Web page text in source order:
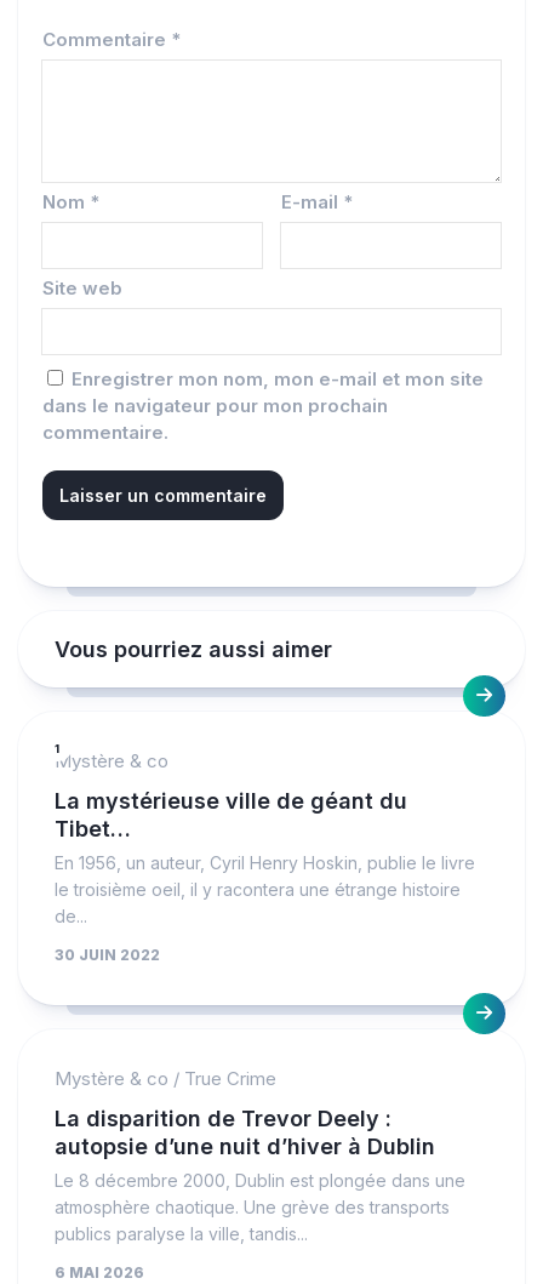
Commentaire *
Nom * E-mail *
Site web
Enregistrer mon nom, mon e-mail et mon site
dans le navigateur pour mon prochain
commentaire.
Vous pourriez aussi aimer
1
Mystère & co
La mystérieuse ville de géant du
Tibet…
En 1956, un auteur, Cyril Henry Hoskin, publie le livre
le troisième oeil, il y racontera une étrange histoire
de...
30 JUIN 2022
Mystère & co / True Crime
La disparition de Trevor Deely :
autopsie d’une nuit d’hiver à Dublin
Le 8 décembre 2000, Dublin est plongée dans une
atmosphère chaotique. Une grève des transports
publics paralyse la ville, tandis...
6 MAI 2026